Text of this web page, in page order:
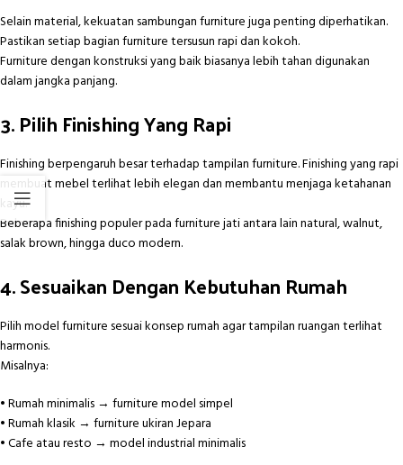
Selain material, kekuatan sambungan furniture juga penting diperhatikan.
Pastikan setiap bagian furniture tersusun rapi dan kokoh.
Furniture dengan konstruksi yang baik biasanya lebih tahan digunakan
dalam jangka panjang.
3. Pilih Finishing Yang Rapi
Finishing berpengaruh besar terhadap tampilan furniture. Finishing yang rapi
membuat mebel terlihat lebih elegan dan membantu menjaga ketahanan
kayu.
Beberapa finishing populer pada furniture jati antara lain natural, walnut,
salak brown, hingga duco modern.
4. Sesuaikan Dengan Kebutuhan Rumah
Pilih model furniture sesuai konsep rumah agar tampilan ruangan terlihat
harmonis.
Misalnya:
• Rumah minimalis → furniture model simpel
• Rumah klasik → furniture ukiran Jepara
• Cafe atau resto → model industrial minimalis